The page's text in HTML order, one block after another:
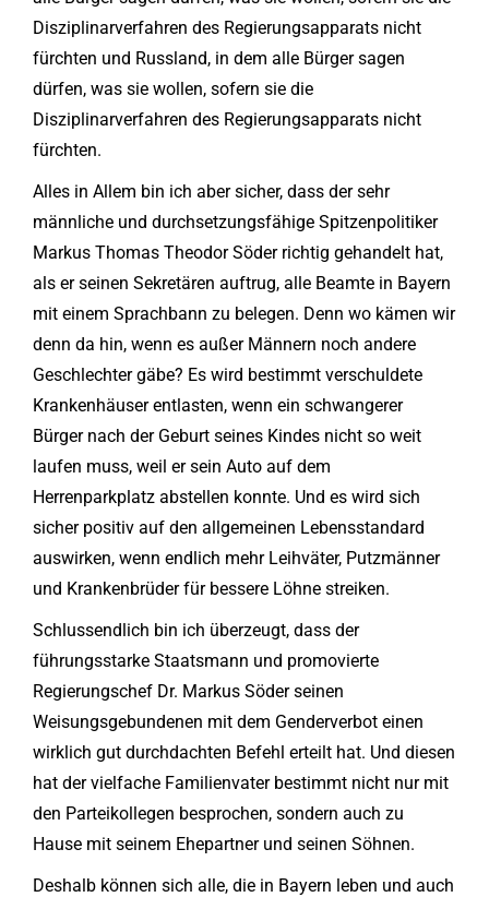
Disziplinarverfahren des Regierungsapparats nicht
fürchten und Russland, in dem alle Bürger sagen
dürfen, was sie wollen, sofern sie die
Disziplinarverfahren des Regierungsapparats nicht
fürchten.
Alles in Allem bin ich aber sicher, dass der sehr
männliche und durchsetzungsfähige Spitzenpolitiker
Markus Thomas Theodor Söder richtig gehandelt hat,
als er seinen Sekretären auftrug, alle Beamte in Bayern
mit einem Sprachbann zu belegen. Denn wo kämen wir
denn da hin, wenn es außer Männern noch andere
Geschlechter gäbe? Es wird bestimmt verschuldete
Krankenhäuser entlasten, wenn ein schwangerer
Bürger nach der Geburt seines Kindes nicht so weit
laufen muss, weil er sein Auto auf dem
Herrenparkplatz abstellen konnte. Und es wird sich
sicher positiv auf den allgemeinen Lebensstandard
auswirken, wenn endlich mehr Leihväter, Putzmänner
und Krankenbrüder für bessere Löhne streiken.
Schlussendlich bin ich überzeugt, dass der
führungsstarke Staatsmann und promovierte
Regierungschef Dr. Markus Söder seinen
Weisungsgebundenen mit dem Genderverbot einen
wirklich gut durchdachten Befehl erteilt hat. Und diesen
hat der vielfache Familienvater bestimmt nicht nur mit
den Parteikollegen besprochen, sondern auch zu
Hause mit seinem Ehepartner und seinen Söhnen.
Deshalb können sich alle, die in Bayern leben und auch